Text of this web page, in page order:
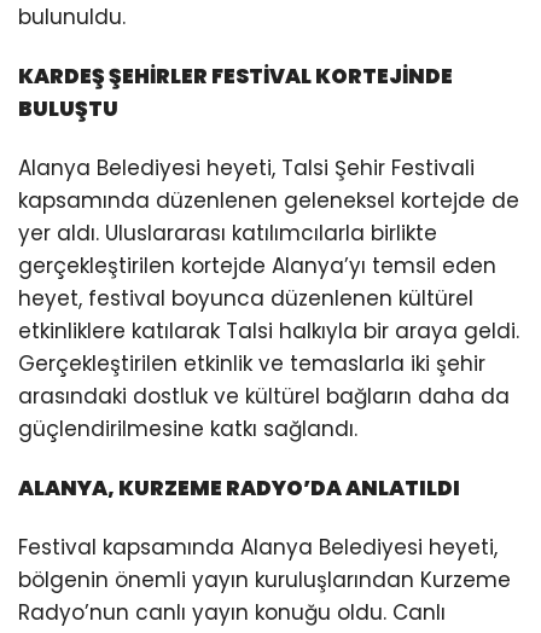
bulunuldu.
KARDEŞ ŞEHİRLER FESTİVAL KORTEJİNDE
BULUŞTU
Alanya Belediyesi heyeti, Talsi Şehir Festivali
kapsamında düzenlenen geleneksel kortejde de
yer aldı. Uluslararası katılımcılarla birlikte
gerçekleştirilen kortejde Alanya’yı temsil eden
heyet, festival boyunca düzenlenen kültürel
etkinliklere katılarak Talsi halkıyla bir araya geldi.
Gerçekleştirilen etkinlik ve temaslarla iki şehir
arasındaki dostluk ve kültürel bağların daha da
güçlendirilmesine katkı sağlandı.
ALANYA, KURZEME RADYO’DA ANLATILDI
Festival kapsamında Alanya Belediyesi heyeti,
bölgenin önemli yayın kuruluşlarından Kurzeme
Radyo’nun canlı yayın konuğu oldu. Canlı